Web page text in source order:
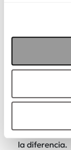
Al final, una
pero sílo
media hora,
bien antes
la diferencia.